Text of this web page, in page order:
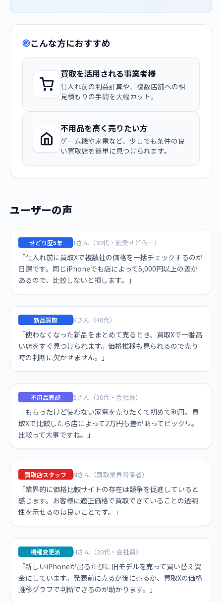
こんな方におすすめ
買取を活用される事業者様
仕入れ前の利益計算や、複数店舗への相
見積もりの手間を大幅カット。
不用品を高く売りたい方
ゲーム機や家電など、少しでも条件の良
い買取店を簡単に見つけられます。
ユーザーの声
せどり歴5年 Tさん（30代・副業せどらー）
「仕入れ前に買取Xで複数社の価格を一括チェックするのが
日課です。同じiPhoneでも店によって5,000円以上の差が
あるので、比較しないと損します。」
新品買取 Kさん（40代）
「使わなくなった新品をまとめて売るとき、買取Xで一番高
い店をすぐ見つけられます。価格推移も見られるので売り
時の判断に欠かせません。」
不用品売却 Sさん（30代・会社員）
「もらったけど使わない家電を売りたくて初めて利用。買
取Xで比較したら店によって2万円も差があってビックリ。
比較って大事ですね。」
買取店スタッフ Nさん（買取業界関係者）
「業界的に価格比較サイトの存在は競争を促進していると
感じます。お客様に適正価格で買取できていることの透明
性を示せるのは良いことです。」
機種変更派 Hさん（20代・会社員）
「新しいiPhoneが出るたびに旧モデルを売って買い替え資
金にしています。発表前に売るか後に売るか、買取Xの価格
推移グラフで判断できるのが助かります。」